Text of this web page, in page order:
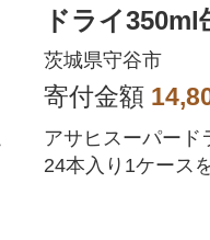
ドライ350ml
り 1ケース
茨城県守谷市
寄付金額
アサヒスーパード
24本入り1ケース